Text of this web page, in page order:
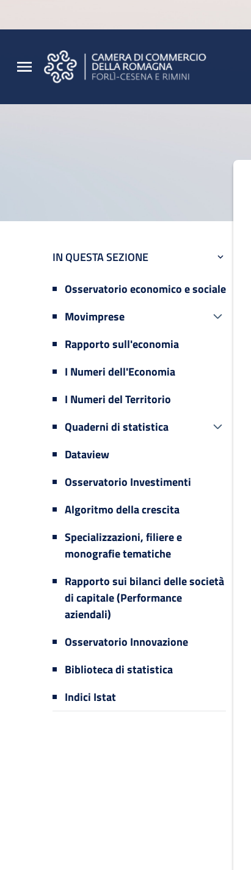
IN QUESTA SEZIONE
Osservatorio economico e sociale
Movimprese
Rapporto sull'economia
I Numeri dell'Economia
I Numeri del Territorio
Quaderni di statistica
Dataview
Osservatorio Investimenti
Algoritmo della crescita
Specializzazioni, filiere e
monografie tematiche
Rapporto sui bilanci delle società
di capitale (Performance
aziendali)
Osservatorio Innovazione
Biblioteca di statistica
Indici Istat